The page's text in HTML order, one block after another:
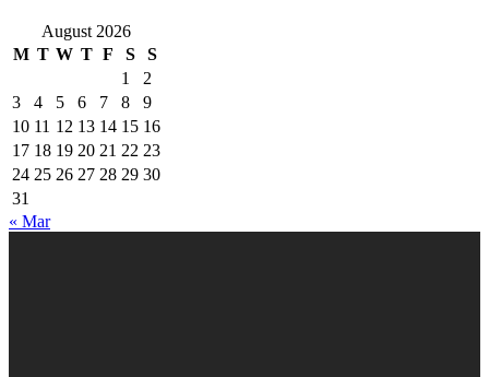
August 2026
M T W T F S
S
1
2
3
4 5 6 7 8
9
10 11 12 13 14 15 16
17 18 19 20 21 22 23
24 25 26 27 28 29 30
31
« Mar